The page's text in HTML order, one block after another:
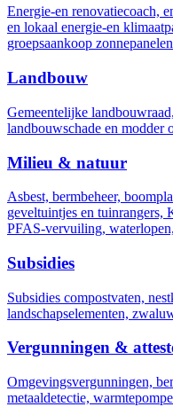
Energie-en renovatiecoach,
en lokaal energie-en
groepsaankoop zonnepanelen
Landbouw
Gemeentelijke
landbouwschade en modder
Milieu & natuur
Asbest, bermbeheer,
geveltuintjes en tuinrangers,
PFAS-vervuiling,
Subsidies
Subsidies compostvaten,
landschapselementen,
Vergunningen &
Omgevingsvergunningen,
metaaldetectie,